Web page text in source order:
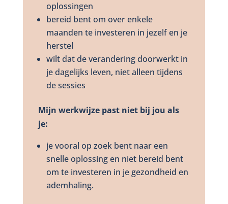
oplossingen
bereid bent om over enkele
maanden te investeren in jezelf en je
herstel
wilt dat de verandering doorwerkt in
je dagelijks leven, niet alleen tijdens
de sessies
Mijn werkwijze past niet bij jou als
je:
je vooral op zoek bent naar een
snelle oplossing en niet bereid bent
om te investeren in je gezondheid en
ademhaling.